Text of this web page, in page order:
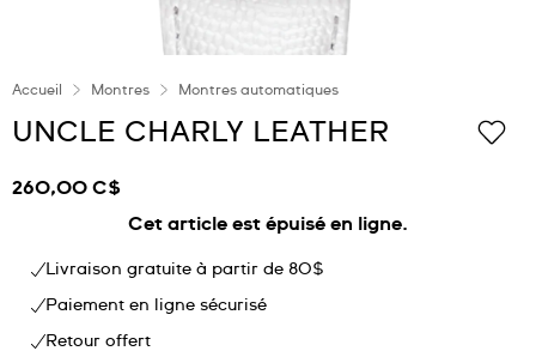
Accueil Montres Montres automatiques
UNCLE CHARLY LEATHER
260,00 C$
Cet article est épuisé en ligne.
Livraison gratuite à partir de 80$
Paiement en ligne sécurisé
Retour offert